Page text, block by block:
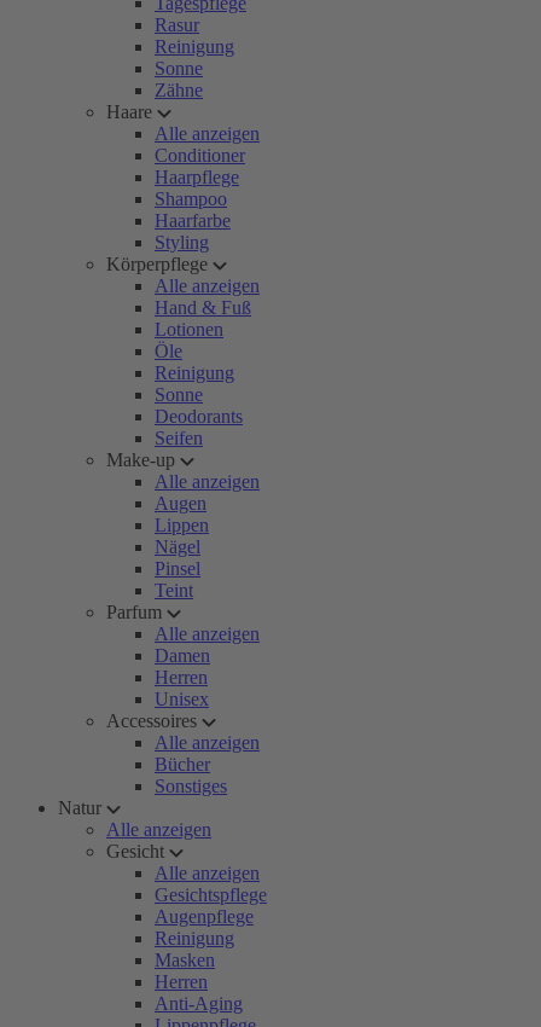
Rasur
Reinigung
Sonne
Zähne
Haare
Alle anzeigen
Conditioner
Haarpflege
Shampoo
Haarfarbe
Styling
Körperpflege
Alle anzeigen
Hand & Fuß
Lotionen
Öle
Reinigung
Sonne
Deodorants
Seifen
Make-up
Alle anzeigen
Augen
Lippen
Nägel
Pinsel
Teint
Parfum
Alle anzeigen
Damen
Herren
Unisex
Accessoires
Alle anzeigen
Bücher
Sonstiges
Natur
Alle anzeigen
Gesicht
Alle anzeigen
Gesichtspflege
Augenpflege
Reinigung
Masken
Herren
Anti-Aging